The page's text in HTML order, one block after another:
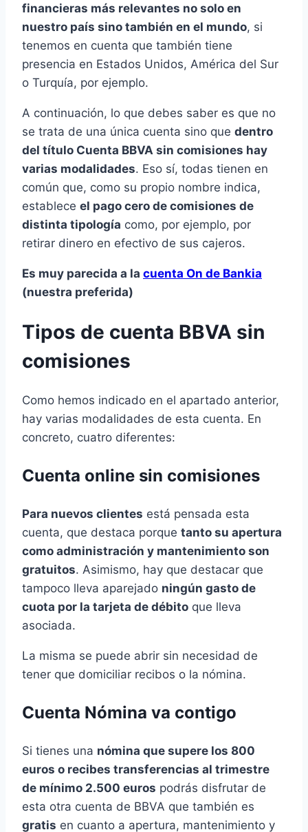
financieras más relevantes no solo en
nuestro país sino también en el mundo, si
tenemos en cuenta que también tiene
presencia en Estados Unidos, América del Sur
o Turquía, por ejemplo.
A continuación, lo que debes saber es que no
se trata de una única cuenta sino que dentro
del título Cuenta BBVA sin comisiones hay
varias modalidades. Eso sí, todas tienen en
común que, como su propio nombre indica,
establece el pago cero de comisiones de
distinta tipología como, por ejemplo, por
retirar dinero en efectivo de sus cajeros.
Es muy parecida a la cuenta On de Bankia
(nuestra preferida)
Tipos de cuenta BBVA sin
comisiones
Como hemos indicado en el apartado anterior,
hay varias modalidades de esta cuenta. En
concreto, cuatro diferentes:
Cuenta online sin comisiones
Para nuevos clientes está pensada esta
cuenta, que destaca porque tanto su apertura
como administración y mantenimiento son
gratuitos. Asimismo, hay que destacar que
tampoco lleva aparejado ningún gasto de
cuota por la tarjeta de débito que lleva
asociada.
La misma se puede abrir sin necesidad de
tener que domiciliar recibos o la nómina.
Cuenta Nómina va contigo
Si tienes una nómina que supere los 800
euros o recibes transferencias al trimestre
de mínimo 2.500 euros podrás disfrutar de
esta otra cuenta de BBVA que también es
gratis en cuanto a apertura, mantenimiento y